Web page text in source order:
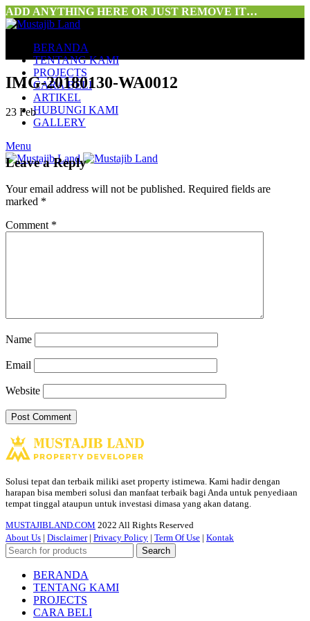
ADD ANYTHING HERE OR JUST REMOVE IT…
BERANDA
TENTANG KAMI
PROJECTS
CARA BELI
ARTIKEL
HUBUNGI KAMI
GALLERY
Menu
IMG-20180130-WA0012
23 Feb
Leave a Reply
Your email address will not be published. Required fields are
marked *
Comment *
Name
Email
Website
Solusi tepat dan terbaik miliki aset property istimewa. Kami hadir dengan
harapan bisa memberi solusi dan manfaat terbaik bagi Anda untuk penyediaan
tempat tinggal ataupun untuk investasi dimasa yang akan datang.
MUSTAJIBLAND.COM 2022 All Rights Reserved
About Us | Disclaimer| Privacy Policy | Term Of Use | Kontak
Search
BERANDA
TENTANG KAMI
PROJECTS
CARA BELI